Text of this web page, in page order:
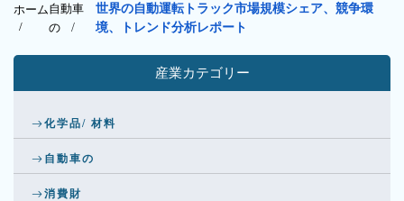
ホーム
/
自動車
の /
世界の自動運転トラック市場規模シェア、競争環
境、トレンド分析レポート
産業カテゴリー
化学品/ 材料
自動車の
消費財